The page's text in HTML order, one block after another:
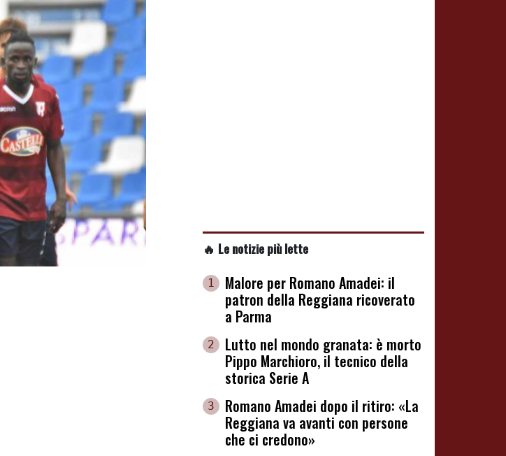
🔥 Le notizie più lette
1
Malore per Romano Amadei: il
patron della Reggiana ricoverato
a Parma
2
Lutto nel mondo granata: è morto
Pippo Marchioro, il tecnico della
storica Serie A
3
Romano Amadei dopo il ritiro: «La
Reggiana va avanti con persone
che ci credono»